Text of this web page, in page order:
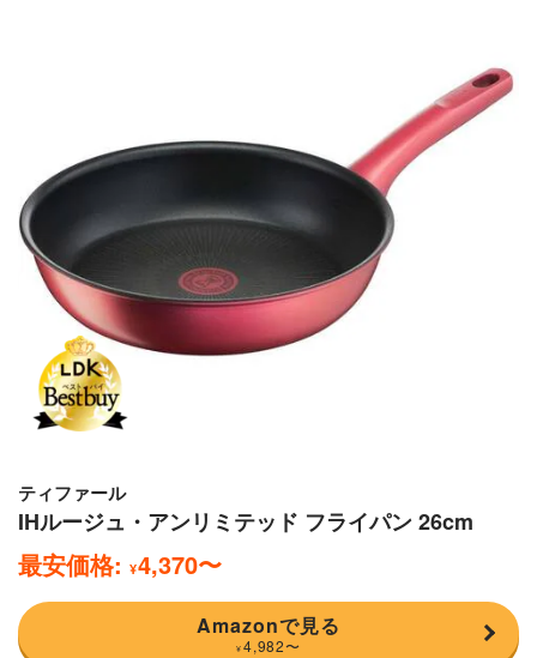
ティファール
IHルージュ・アンリミテッド フライパン 26cm
最安価格: ¥4,370〜
Amazonで見る
¥ 4,982〜